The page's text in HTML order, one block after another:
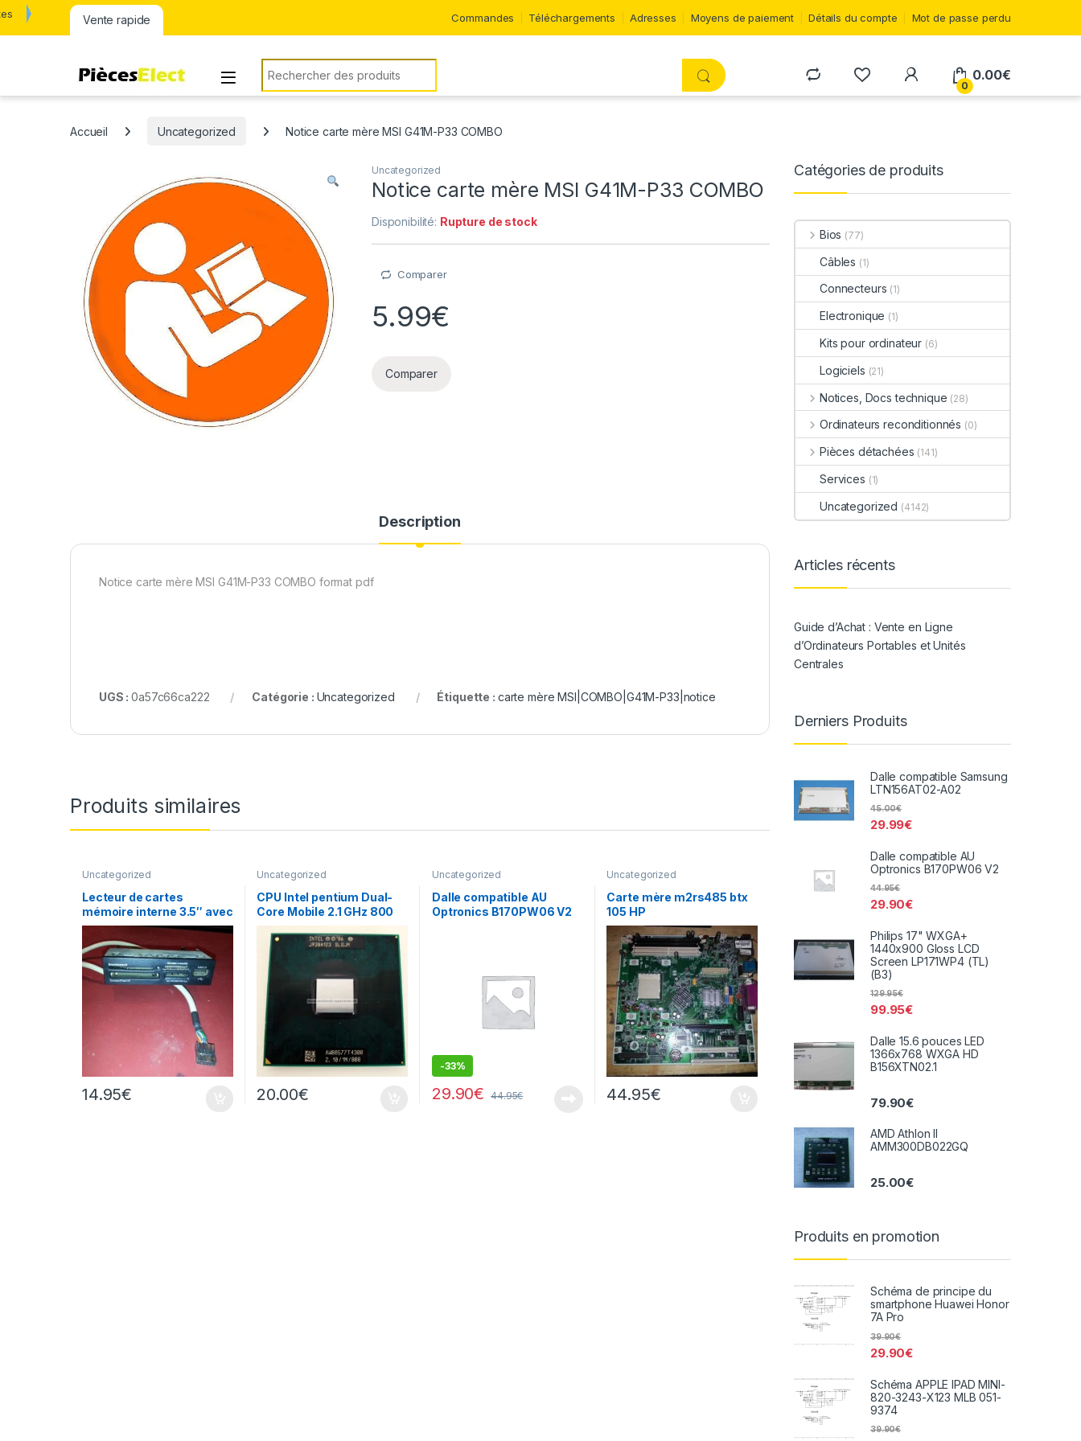
Vente rapide Commandes Téléchargements Adresses Moyens de paiement Détails du compte Mot de passe perdu
Rechercher:
0
0.00€
Accueil Uncategorized Notice carte mère MSI G41M-P33 COMBO
Uncategorized
Notice carte mère MSI G41M-P33 COMBO
Disponibilité: Rupture de stock
Comparer
5.99€
Comparer
Description
Notice carte mère MSI G41M-P33 COMBO format pdf
UGS :0a57c66ca222 Catégorie : Uncategorized Étiquette : carte mère MSI|COMBO|G41M-P33|notice
Produits similaires
Uncategorized
Lecteur de cartes
mémoire interne 3.5″ avec
1 USB2.0
14.95€
Uncategorized
CPU Intel pentium Dual-
Core Mobile 2.1 GHz 800
MHz
20.00€
Uncategorized
Dalle compatible AU
Optronics B170PW06 V2
-33%
29.90€ 44.95€
Uncategorized
Carte mère m2rs485 btx
105 HP
44.95€
Catégories de produits
Bios (77)
Câbles (1)
Connecteurs (1)
Electronique (1)
Kits pour ordinateur (6)
Logiciels (21)
Notices, Docs technique (28)
Ordinateurs reconditionnés (0)
Pièces détachées (141)
Services (1)
Uncategorized (4142)
Articles récents
Guide d’Achat : Vente en Ligne
d’Ordinateurs Portables et Unités
Centrales
Derniers Produits
Dalle compatible Samsung
LTN156AT02-A02
29.99€
45.00€
Dalle compatible AU
Optronics B170PW06 V2
29.90€
44.95€
Philips 17" WXGA+
1440x900 Gloss LCD
Screen LP171WP4 (TL)
(B3)
99.95€
129.95€
Dalle 15.6 pouces LED
1366x768 WXGA HD
B156XTN02.1
79.90€
AMD Athlon II
AMM300DB022GQ
25.00€
Produits en promotion
Schéma de principe du
smartphone Huawei Honor
7A Pro
29.90€
39.90€
Schéma APPLE IPAD MINI-
820-3243-X123 MLB 051-
9374
39.90€